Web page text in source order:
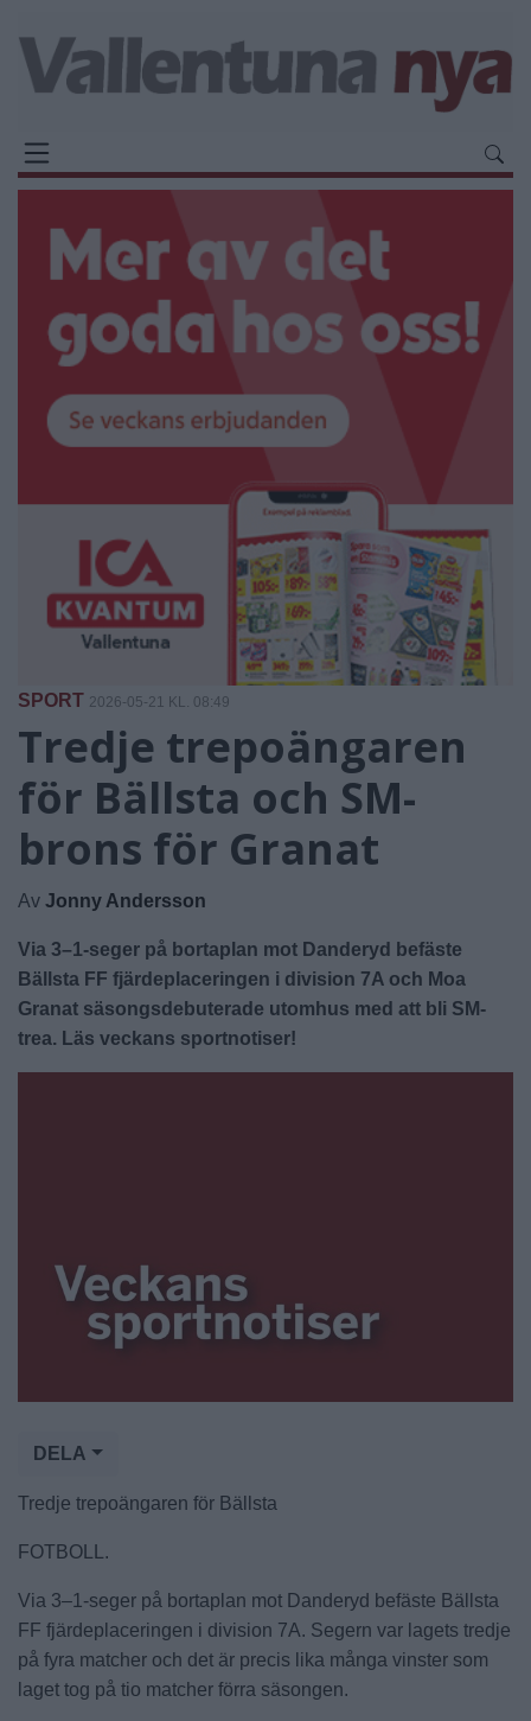
SPORT 2026-05-21 KL. 08:49
Tredje trepoängaren
för Bällsta och SM-
brons för Granat
Av Jonny Andersson
Via 3–1-seger på bortaplan mot Danderyd befäste
Bällsta FF fjärdeplaceringen i division 7A och Moa
Granat säsongsdebuterade utomhus med att bli SM-
trea. Läs veckans sportnotiser!
DELA
Tredje trepoängaren för Bällsta
FOTBOLL.
Via 3–1-seger på bortaplan mot Danderyd befäste Bällsta
FF fjärdeplaceringen i division 7A. Segern var lagets tredje
på fyra matcher och det är precis lika många vinster som
laget tog på tio matcher förra säsongen.